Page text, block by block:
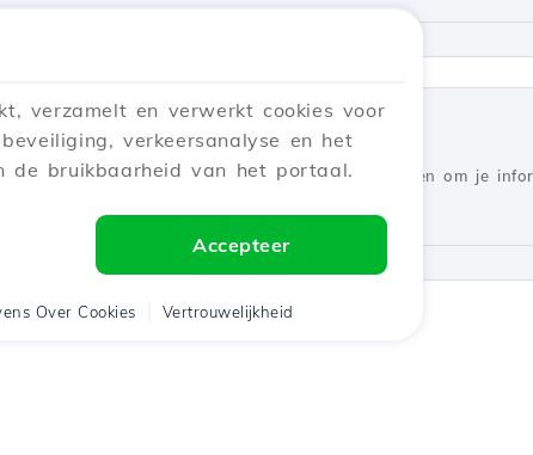
in het klantaccount
klantaccount stap voor stap kunt bijwerken om je
verzamelt en verwerkt cookies voor
verkeersanalyse en het
de bruikbaarheid van het portaal.
Accepteer
Over Cookies Vertrouwelijkheid